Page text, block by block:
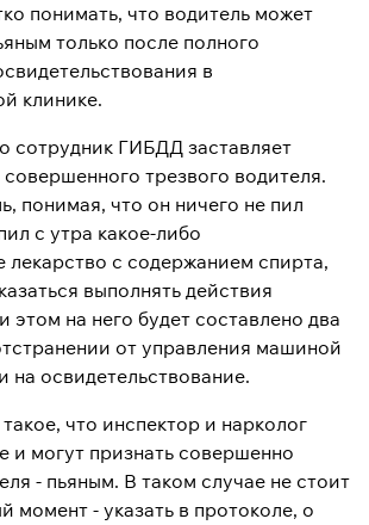
понимать, что водитель может
только после полного
в
клинике.
сотрудник ГИБДД заставляет
совершенного трезвого водителя.
понимая, что он ничего не пил
с утра какое-либо
лекарство с содержанием спирта,
выполнять действия
этом на него будет составлено два
от управления машиной
на освидетельствование.
что инспектор и нарколог
и могут признать совершенно
- пьяным. В таком случае не стоит
момент - указать в протоколе, о